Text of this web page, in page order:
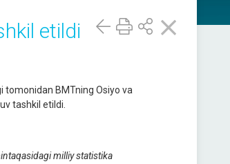
etildi
BMTning Osiyo va
tashkil etildi.
milliy statistika